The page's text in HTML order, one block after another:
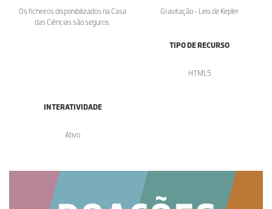
Os ficheiros disponibilizados na Casa
das Ciências são seguros.
Gravitação - Leis de Kepler
TIPO DE RECURSO
HTML5
INTERATIVIDADE
Ativo